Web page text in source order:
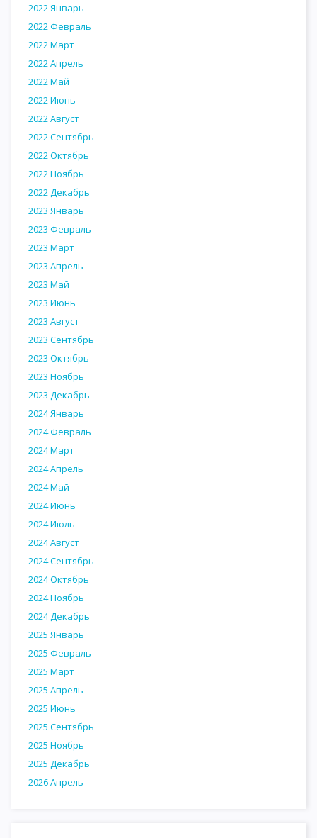
2022 Январь
2022 Февраль
2022 Март
2022 Апрель
2022 Май
2022 Июнь
2022 Август
2022 Сентябрь
2022 Октябрь
2022 Ноябрь
2022 Декабрь
2023 Январь
2023 Февраль
2023 Март
2023 Апрель
2023 Май
2023 Июнь
2023 Август
2023 Сентябрь
2023 Октябрь
2023 Ноябрь
2023 Декабрь
2024 Январь
2024 Февраль
2024 Март
2024 Апрель
2024 Май
2024 Июнь
2024 Июль
2024 Август
2024 Сентябрь
2024 Октябрь
2024 Ноябрь
2024 Декабрь
2025 Январь
2025 Февраль
2025 Март
2025 Апрель
2025 Июнь
2025 Сентябрь
2025 Ноябрь
2025 Декабрь
2026 Апрель